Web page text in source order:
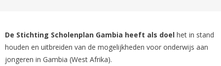
De Stichting Scholenplan Gambia heeft als doel het in stand
houden en uitbreiden van de mogelijkheden voor onderwijs aan
jongeren in Gambia (West Afrika).